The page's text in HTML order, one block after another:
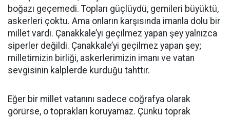
boğazı geçemedi. Topları güçlüydü, gemileri büyüktü,
askerleri çoktu. Ama onların karşısında imanla dolu bir
millet vardı. Çanakkale’yi geçilmez yapan şey yalnızca
siperler değildi. Çanakkale’yi geçilmez yapan şey;
milletimizin birliği, askerlerimizin imanı ve vatan
sevgisinin kalplerde kurduğu tahttır.
Eğer bir millet vatanını sadece coğrafya olarak
görürse, o toprakları koruyamaz. Çünkü toprak